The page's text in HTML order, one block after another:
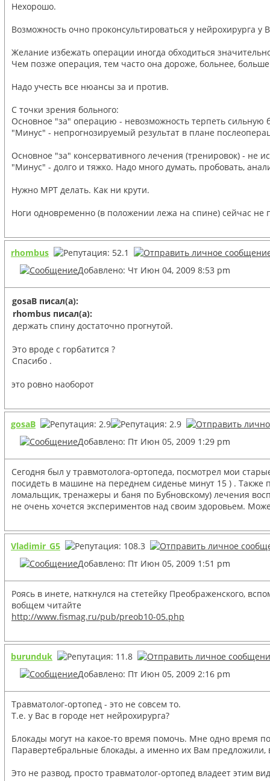
Нехорошо.
Возможность очно проконсультироваться у нейрохирурга у
Желание избежать операции иногда обходиться
Чем позже операция, тем часто она дороже, больнее,
Надо учесть все нюансы за и против.
С точки зрения больного:
Основное "за" операцию - невозможность терпеть сильную
"Минус" - непрогнозируемый результат в плане
Основное "за" консервативного лечения (тренировок) -
"Минус" - долго и тяжко. Надо много думать, пробовать,
Нужно МРТ делать. Как ни крути.
Ноги одновременно (в положении лежа на спине) сейчас
rhombus
Добавлено: Чт Июн 04, 2009 8:53 pm
gosaB писал(а):
rhombus писал(а):
держать спину достаточно прогнутой.
Это вроде с горбатится ?
Спасибо .
это ровно наоборот
gosaB
Добавлено: Пт Июн 05, 2009 1:29 pm
Сегодня был у травмотолога-ортопеда, посмотрел мои
посидеть в машине на переднем сиденье минут 15 ) .
ломальщик, тренажеры и баня по Бубновскому) лечения
не очень хочется экспериментов над своим здоровьем.
Vladimir_G5
Добавлено: Пт Июн 05, 2009 1:51 pm
Роясь в инете, наткнулся на стетейку Преображенского,
вобщем читайте
http://www.fismag.ru/pub/preob10-05.php
burunduk
Добавлено: Пт Июн 05, 2009 2:16 pm
Травматолог-ортопед - это не совсем то.
Т.е. у Вас в городе нет нейрохирурга?
Блокады могут на какое-то время помочь. Мне одно время
Паравертебральные блокады, а именно их Вам
Это не развод, просто травматолог-ортопед владеет этим